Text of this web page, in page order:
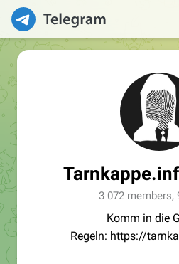
3 072 members,
Komm in die
Regeln: https://